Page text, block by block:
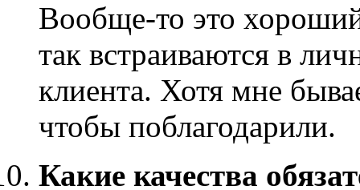
Вообще-то это
так встраиваются в
клиента. Хотя мне
чтобы поблагодарили.
Какие качества